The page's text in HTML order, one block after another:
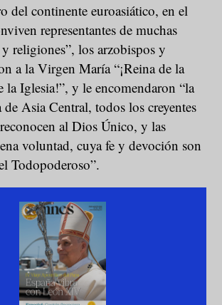
del continente euroasiático, en el
representantes de muchas
religiones”, los arzobispos y
a la Virgen María “¡Reina de la
la Iglesia!”, y le encomendaron “la
Asia Central, todos los creyentes
al Dios Único, y las
voluntad, cuya fe y devoción son
Todopoderoso”.